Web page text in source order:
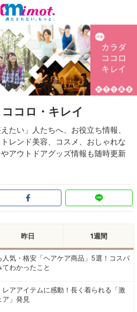
コロ・キレイ
たい」人たちへ、お役立ち情報、
レンド美容、コスメ、おしゃれな
アウトドアグッズ情報も随時更新
昨日 1週間
人気・格安「ヘアケア商品」5選！コスパ
わかったこと
レアアイテムに感動！長く着られる「激
ア」発見